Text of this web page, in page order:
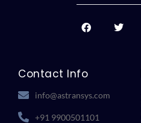
F
a
o
o
T
w
Contact Info
info@astransys.com
+91 9900501101